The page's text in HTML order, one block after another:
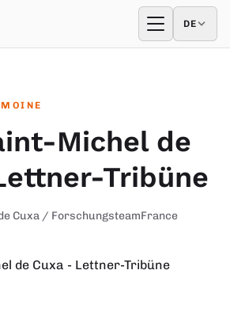
MenüDE
DE
Michel de
Tribüne
Cuxa / ForschungsteamFrance